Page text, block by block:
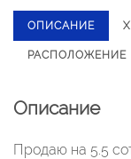
ОПИСАНИЕ
РАСПОЛОЖЕНИЕ
Описание
Продаю на 5.5